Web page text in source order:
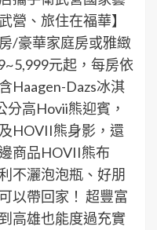
營、旅住在福華】
/豪華家庭房或雅緻
元起，每房依
Haagen-Dazs冰淇
高Hovii熊迎賓，
HOVII熊身影，還
商品HOVII熊布
不灑泡泡瓶、好朋
以帶回家！ 超豐富
高雄也能度過充實